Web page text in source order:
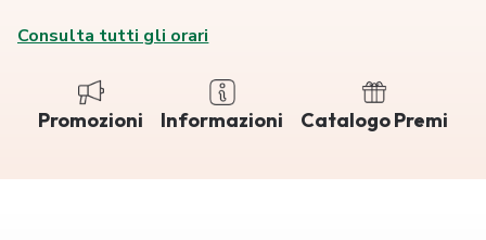
Consulta tutti gli orari
Promozioni Informazioni Catalogo Premi